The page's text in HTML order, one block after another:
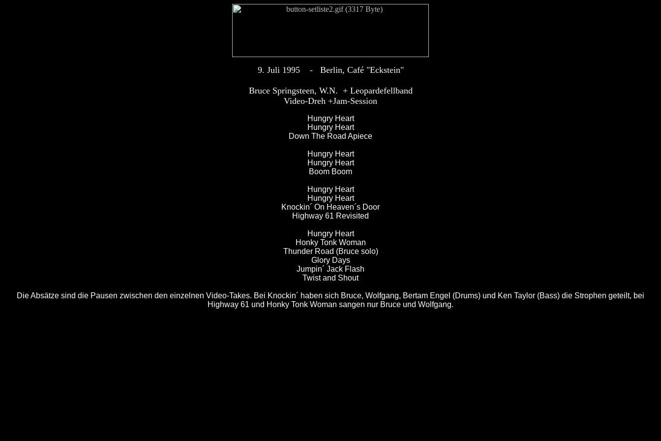
9. Juli 1995 - Berlin, Café "Eckstein"
Bruce Springsteen, W.N. + Leopardefellband
Video-Dreh +Jam-Session
Hungry Heart
Hungry Heart
Down The Road Apiece
Hungry Heart
Hungry Heart
Boom Boom
Hungry Heart
Hungry Heart
Knockin´ On Heaven´s Door
Highway 61 Revisited
Hungry Heart
Honky Tonk Woman
Thunder Road (Bruce solo)
Glory Days
Jumpin´ Jack Flash
Twist and Shout
Die Absätze sind die Pausen zwischen den einzelnen Video-Takes. Bei Knockin´ haben sich Bruce, Wolfgang, Bertam Engel (Drums) und Ken Taylor (Bass) die Strophen geteilt, bei
Highway 61 und Honky Tonk Woman sangen nur Bruce und Wolfgang.